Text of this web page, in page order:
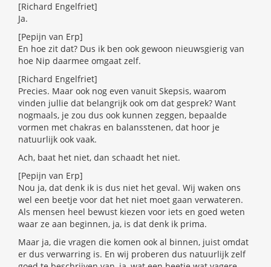
[Richard Engelfriet]
Ja.
[Pepijn van Erp]
En hoe zit dat? Dus ik ben ook gewoon nieuwsgierig van
hoe Nip daarmee omgaat zelf.
[Richard Engelfriet]
Precies. Maar ook nog even vanuit Skepsis, waarom
vinden jullie dat belangrijk ook om dat gesprek? Want
nogmaals, je zou dus ook kunnen zeggen, bepaalde
vormen met chakras en balansstenen, dat hoor je
natuurlijk ook vaak.
Ach, baat het niet, dan schaadt het niet.
[Pepijn van Erp]
Nou ja, dat denk ik is dus niet het geval. Wij waken ons
wel een beetje voor dat het niet moet gaan verwateren.
Als mensen heel bewust kiezen voor iets en goed weten
waar ze aan beginnen, ja, is dat denk ik prima.
Maar ja, die vragen die komen ook al binnen, juist omdat
er dus verwarring is. En wij proberen dus natuurlijk zelf